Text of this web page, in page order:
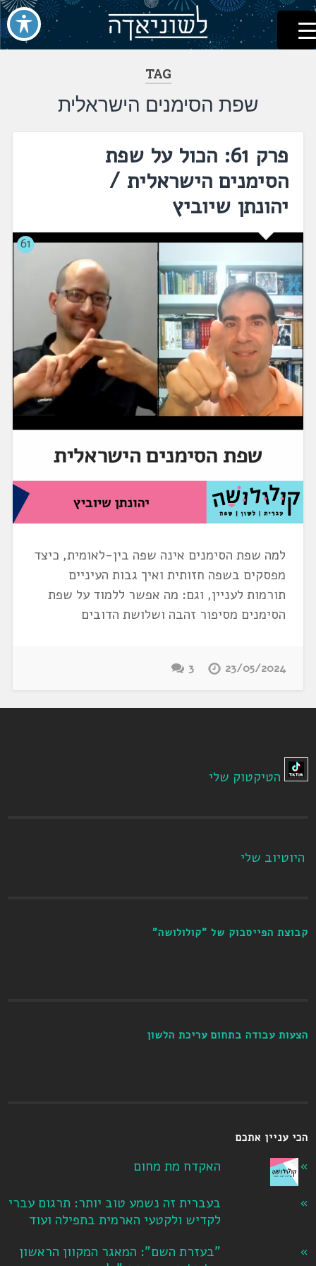
דלג
לתוכן
לשוניאדה
עברית. לשון. שפה
TAG
שפת הסימנים הישראלית
פרק 61: הכול על שפת
הסימנים הישראלית /
יהונתן שיוביץ
למה שפת הסימנים אינה שפה בין-לאומית, כיצד
מפסקים בשפה חזותית ואיך גבות העיניים
תורמות לעניין, וגם: מה אפשר ללמוד על שפת
הסימנים מסיפור זהבה ושלושת הדובים
23/05/2024
3
הטיקטוק שלי
היוטיוב שלי
קבוצת הפייסבוק של "קולולושה"
הצעות עבודה בתחום עריכת הלשון
הכי עניין אתכם
האקדח מת מחום
בעברית זה נשמע טוב יותר: תרגום עברי
לקדיש ולקטעי הארמית בתפילה ועוד
"בעזרת השם": המאגר המקוון הראשון